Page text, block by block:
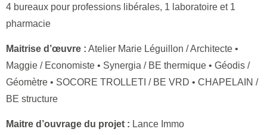
4 bureaux pour professions libérales, 1 laboratoire et 1
pharmacie
Maitrise d’œuvre : Atelier Marie Léguillon / Architecte •
Maggie / Economiste • Synergia / BE thermique • Géodis /
Géomètre • SOCORE TROLLETI / BE VRD • CHAPELAIN /
BE structure
Maitre d’ouvrage du projet : Lance Immo